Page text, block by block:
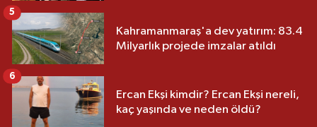
Kahramanmaraş'a dev yatırım: 83.4
Milyarlık projede imzalar atıldı
5
Ercan Ekşi kimdir? Ercan Ekşi nereli,
kaç yaşında ve neden öldü?
6